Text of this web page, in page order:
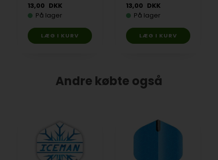
13,00 DKK
På lager
13,00 DKK
På lager
Andre købte også